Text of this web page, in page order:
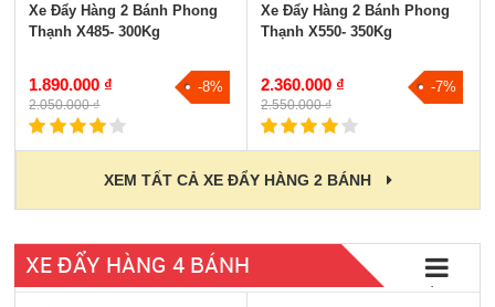
Xe Đẩy Hàng 2 Bánh Phong
Thạnh X485- 300Kg
1.890.000 ₫
2.050.000 ₫
-8%
Xe Đẩy Hàng 2 Bánh Phong
Thạnh X550- 350Kg
2.360.000 ₫
2.550.000 ₫
-7%
XEM TẤT CẢ XE ĐẨY HÀNG 2 BÁNH
XE ĐẨY HÀNG 4 BÁNH
Tất cả